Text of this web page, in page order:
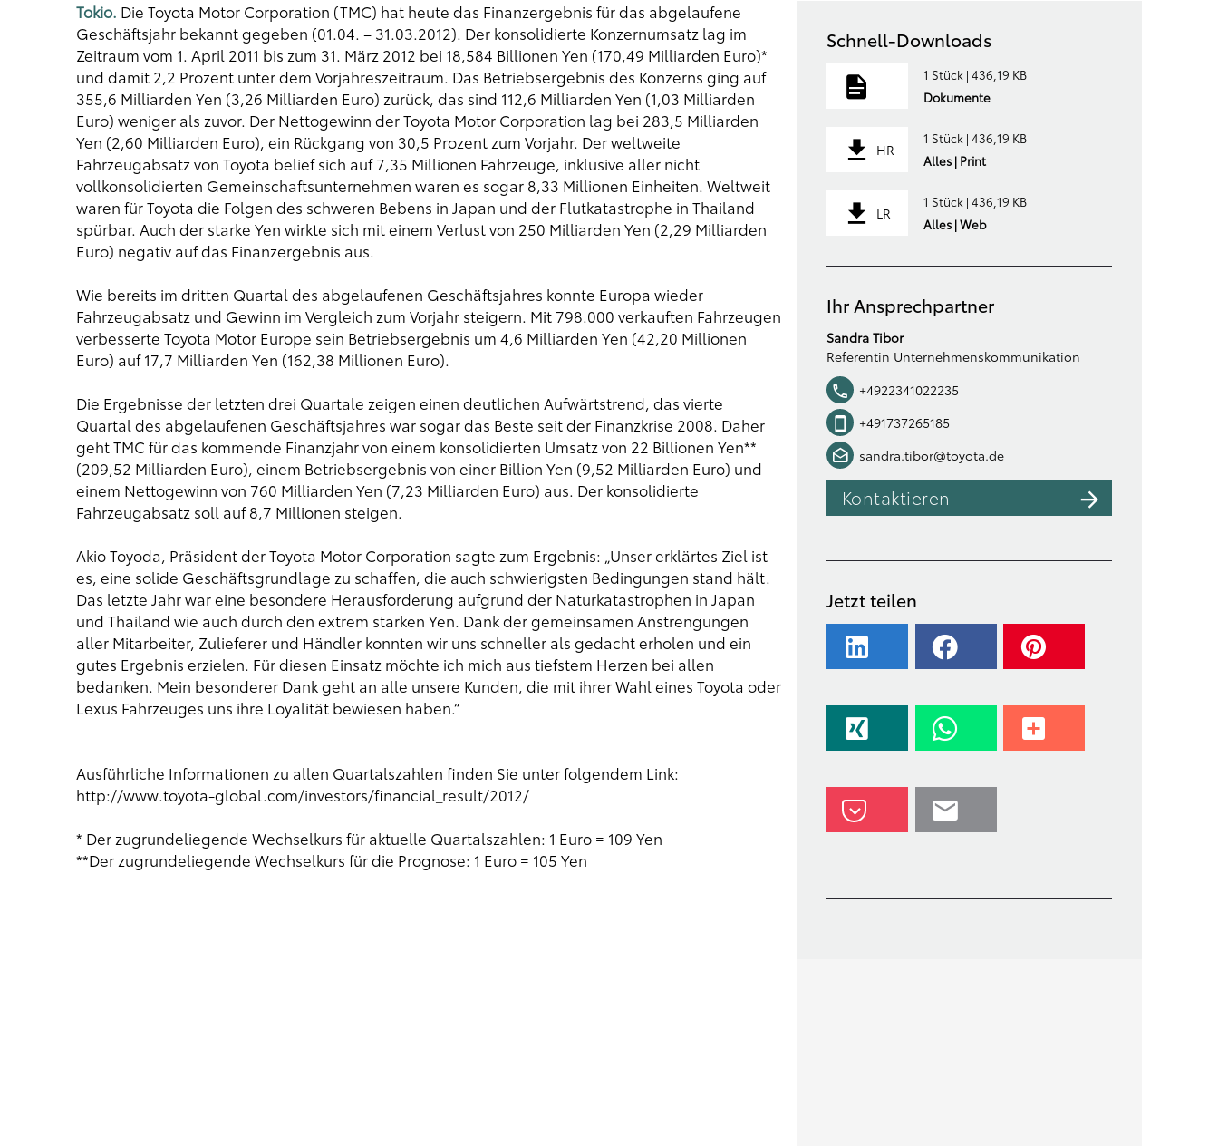
Tokio. Die Toyota Motor Corporation (TMC) hat heute das Finanzergebnis für das abgelaufene
Geschäftsjahr bekannt gegeben (01.04. – 31.03.2012). Der konsolidierte Konzernumsatz lag im
Zeitraum vom 1. April 2011 bis zum 31. März 2012 bei 18,584 Billionen Yen (170,49 Milliarden Euro)*
und damit 2,2 Prozent unter dem Vorjahreszeitraum. Das Betriebsergebnis des Konzerns ging auf
355,6 Milliarden Yen (3,26 Milliarden Euro) zurück, das sind 112,6 Milliarden Yen (1,03 Milliarden
Euro) weniger als zuvor. Der Nettogewinn der Toyota Motor Corporation lag bei 283,5 Milliarden
Yen (2,60 Milliarden Euro), ein Rückgang von 30,5 Prozent zum Vorjahr. Der weltweite
Fahrzeugabsatz von Toyota belief sich auf 7,35 Millionen Fahrzeuge, inklusive aller nicht
vollkonsolidierten Gemeinschaftsunternehmen waren es sogar 8,33 Millionen Einheiten. Weltweit
waren für Toyota die Folgen des schweren Bebens in Japan und der Flutkatastrophe in Thailand
spürbar. Auch der starke Yen wirkte sich mit einem Verlust von 250 Milliarden Yen (2,29 Milliarden
Euro) negativ auf das Finanzergebnis aus.
Wie bereits im dritten Quartal des abgelaufenen Geschäftsjahres konnte Europa wieder
Fahrzeugabsatz und Gewinn im Vergleich zum Vorjahr steigern. Mit 798.000 verkauften Fahrzeugen
verbesserte Toyota Motor Europe sein Betriebsergebnis um 4,6 Milliarden Yen (42,20 Millionen
Euro) auf 17,7 Milliarden Yen (162,38 Millionen Euro).
Die Ergebnisse der letzten drei Quartale zeigen einen deutlichen Aufwärtstrend, das vierte
Quartal des abgelaufenen Geschäftsjahres war sogar das Beste seit der Finanzkrise 2008. Daher
geht TMC für das kommende Finanzjahr von einem konsolidierten Umsatz von 22 Billionen Yen**
(209,52 Milliarden Euro), einem Betriebsergebnis von einer Billion Yen (9,52 Milliarden Euro) und
einem Nettogewinn von 760 Milliarden Yen (7,23 Milliarden Euro) aus. Der konsolidierte
Fahrzeugabsatz soll auf 8,7 Millionen steigen.
Akio Toyoda, Präsident der Toyota Motor Corporation sagte zum Ergebnis: „Unser erklärtes Ziel ist
es, eine solide Geschäftsgrundlage zu schaffen, die auch schwierigsten Bedingungen stand hält.
Das letzte Jahr war eine besondere Herausforderung aufgrund der Naturkatastrophen in Japan
und Thailand wie auch durch den extrem starken Yen. Dank der gemeinsamen Anstrengungen
aller Mitarbeiter, Zulieferer und Händler konnten wir uns schneller als gedacht erholen und ein
gutes Ergebnis erzielen. Für diesen Einsatz möchte ich mich aus tiefstem Herzen bei allen
bedanken. Mein besonderer Dank geht an alle unsere Kunden, die mit ihrer Wahl eines Toyota oder
Lexus Fahrzeuges uns ihre Loyalität bewiesen haben.“
Ausführliche Informationen zu allen Quartalszahlen finden Sie unter folgendem Link:
http://www.toyota-global.com/investors/financial_result/2012/
* Der zugrundeliegende Wechselkurs für aktuelle Quartalszahlen: 1 Euro = 109 Yen
**Der zugrundeliegende Wechselkurs für die Prognose: 1 Euro = 105 Yen
Schnell-Downloads
1 Stück | 436,19 KB
Dokumente
HR
1 Stück | 436,19 KB
Alles | Print
LR
1 Stück | 436,19 KB
Alles | Web
Ihr Ansprechpartner
Sandra Tibor
Referentin Unternehmenskommunikation
+4922341022235
+491737265185
sandra.tibor@toyota.de
Kontaktieren
Jetzt teilen